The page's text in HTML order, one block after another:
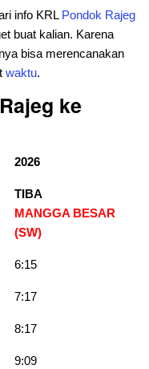
info KRL Pondok Rajeg
buat kalian. Karena
bisa merencanakan
waktu.
ke
2026
TIBA
MANGGA BESAR
(SW)
6:15
7:17
8:17
9:09